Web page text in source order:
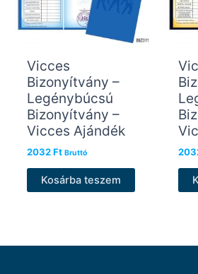
Vicces
Bizonyítvány –
Legénybúcsú
Bizonyítvány –
Vicces Ajándék
2032Ft Bruttó
Kosárba teszem